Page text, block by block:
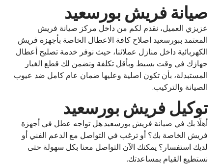
صيانة فريش بورسعيد
عزيزي العميل، نقدم لكم من داخل مركز صيانة فريش
المعتمد ببورسعيد اصلاح كافة الاعطال الخاصة بأجهزة فريش
الكهربائية داخل منازل عملائنا، حيث نوفر خدمة تصليح أعطال
جهازك في وقت بسيط وبأقل تكلفة ونضمن لك قطع الغيار
المستبدلة، بأن تكون اصلية وعليها ضمان عام كامل ضد عيوب
الصيانة والتركيب.
توكيل فريش بورسعيد
أهلًا بك في صيانة فريش بورسعيد.هل تواجه عطل في أجهزة
فريش الخاصة بك؟ أو ترغب في التواصل مع الدعم الفني أو
لديك استفسار؟ يمكنك الآن التواصل معنا بكل سهولة حتى
نستطيع القيام بمساعدتك.